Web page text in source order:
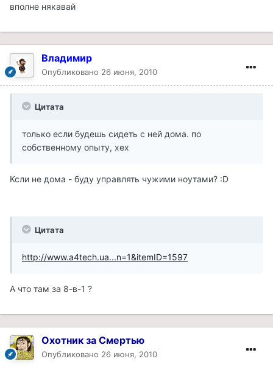
вполне някавай
Владимир
Опубликовано 26 июня, 2010
Цитата
только если будешь сидеть с ней дома. по
собственному опыту, хех
Ксли не дома - буду управлять чужими ноутами? :D
Цитата
http://www.a4tech.ua...n=1&itemID=1597
А что там за 8-в-1 ?
Охотник за Смертью
Опубликовано 26 июня, 2010